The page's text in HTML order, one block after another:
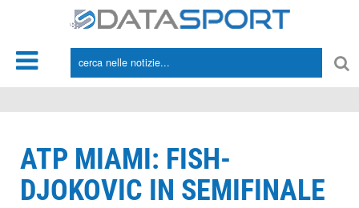
ATP MIAMI: FISH-
DJOKOVIC IN SEMIFINALE